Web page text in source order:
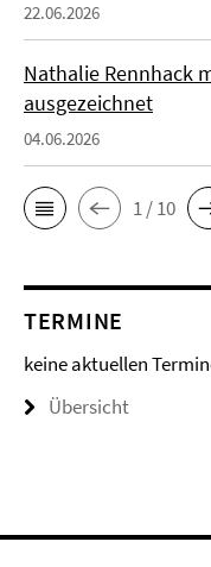
22.06.2026
Nathalie Rennhack
ausgezeichnet
04.06.2026
1 / 10
TERMINE
keine aktuellen
Übersicht